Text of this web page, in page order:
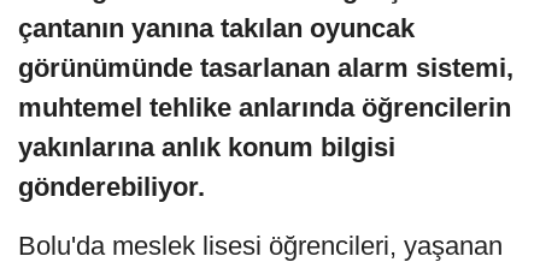
çantanın yanına takılan oyuncak
görünümünde tasarlanan alarm sistemi,
muhtemel tehlike anlarında öğrencilerin
yakınlarına anlık konum bilgisi
gönderebiliyor.
Bolu'da meslek lisesi öğrencileri, yaşanan